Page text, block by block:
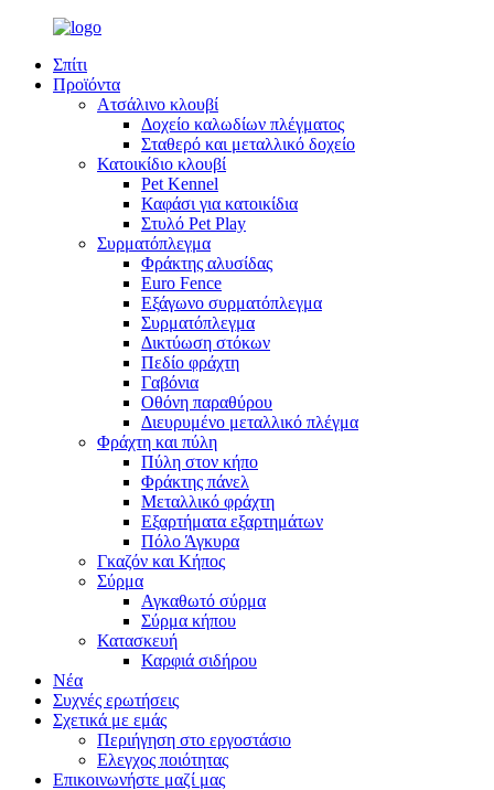
Σπίτι
Προϊόντα
Ατσάλινο κλουβί
Δοχείο καλωδίων πλέγματος
Σταθερό και μεταλλικό δοχείο
Κατοικίδιο κλουβί
Pet Kennel
Καφάσι για κατοικίδια
Στυλό Pet Play
Συρματόπλεγμα
Φράκτης αλυσίδας
Euro Fence
Εξάγωνο συρματόπλεγμα
Συρματόπλεγμα
Δικτύωση στόκων
Πεδίο φράχτη
Γαβόνια
Οθόνη παραθύρου
Διευρυμένο μεταλλικό πλέγμα
Φράχτη και πύλη
Πύλη στον κήπο
Φράκτης πάνελ
Μεταλλικό φράχτη
Εξαρτήματα εξαρτημάτων
Πόλο Άγκυρα
Γκαζόν και Κήπος
Σύρμα
Αγκαθωτό σύρμα
Σύρμα κήπου
Κατασκευή
Καρφιά σιδήρου
Νέα
Συχνές ερωτήσεις
Σχετικά με εμάς
Περιήγηση στο εργοστάσιο
Ελεγχος ποιότητας
Επικοινωνήστε μαζί μας